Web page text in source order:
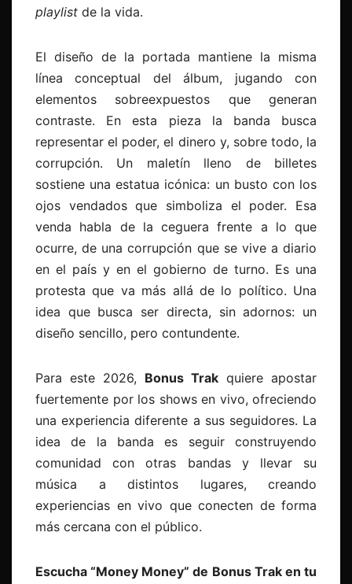
playlist de la vida.
El diseño de la portada mantiene la misma
línea conceptual del álbum, jugando con
elementos sobreexpuestos que generan
contraste. En esta pieza la banda busca
representar el poder, el dinero y, sobre todo, la
corrupción. Un maletín lleno de billetes
sostiene una estatua icónica: un busto con los
ojos vendados que simboliza el poder. Esa
venda habla de la ceguera frente a lo que
ocurre, de una corrupción que se vive a diario
en el país y en el gobierno de turno. Es una
protesta que va más allá de lo político. Una
idea que busca ser directa, sin adornos: un
diseño sencillo, pero contundente.
Para este 2026, Bonus Trak quiere apostar
fuertemente por los shows en vivo, ofreciendo
una experiencia diferente a sus seguidores. La
idea de la banda es seguir construyendo
comunidad con otras bandas y llevar su
música a distintos lugares, creando
experiencias en vivo que conecten de forma
más cercana con el público.
Escucha “Money Money” de Bonus Trak en tu